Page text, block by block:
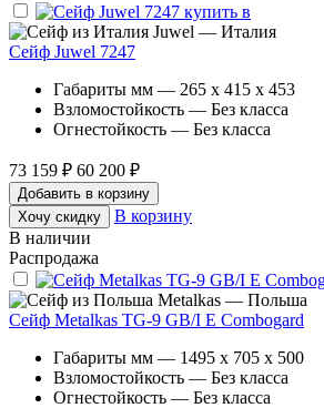
Juwel — Италия
Сейф Juwel 7247
Габариты мм — 265 x 415 x 453
Взломостойкость — Без класса
Огнестойкость — Без класса
73 159 ₽ 60 200 ₽
Добавить в корзину
Хочу скидку
В корзину
В наличии
Распродажа
Metalkas — Польша
Сейф Metalkas TG-9 GB/I E Combogard
Габариты мм — 1495 x 705 x 500
Взломостойкость — Без класса
Огнестойкость — Без класса